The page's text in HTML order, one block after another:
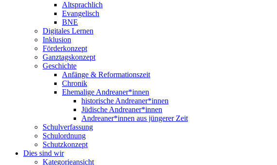
Altsprachlich
Evangelisch
BNE
Digitales Lernen
Inklusion
Förderkonzept
Ganztagskonzept
Geschichte
Anfänge & Reformationszeit
Chronik
Ehemalige Andreaner*innen
historische Andreaner*innen
Jüdische Andreaner*innen
Andreaner*innen aus jüngerer Zeit
Schulverfassung
Schulordnung
Schutzkonzept
Dies sind wir
Kategorieansicht